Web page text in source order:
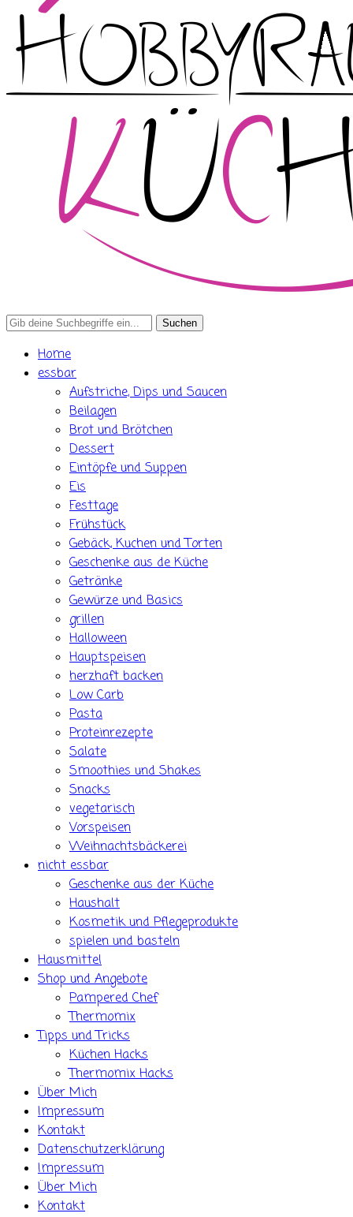
Search
Home
essbar
Aufstriche, Dips und Saucen
Beilagen
Brot und Brötchen
Dessert
Eintöpfe und Suppen
Eis
Festtage
Frühstück
Gebäck, Kuchen und Torten
Geschenke aus de Küche
Getränke
Gewürze und Basics
grillen
Halloween
Hauptspeisen
herzhaft backen
Low Carb
Pasta
Proteinrezepte
Salate
Smoothies und Shakes
Snacks
vegetarisch
Vorspeisen
Weihnachtsbäckerei
nicht essbar
Geschenke aus der Küche
Haushalt
Kosmetik und Pflegeprodukte
spielen und basteln
Hausmittel
Shop und Angebote
Pampered Chef
Thermomix
Tipps und Tricks
Küchen Hacks
Thermomix Hacks
Über Mich
Impressum
Kontakt
Datenschutzerklärung
Impressum
Über Mich
Kontakt